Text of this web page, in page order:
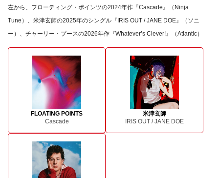
左から、フローティング・ポインツの2024年作『Cascade』（Ninja
Tune）、米津玄師の2025年のシングル『IRIS OUT / JANE DOE』（ソニ
ー）、チャーリー・プースの2026年作『Whatever’s Clever!』（Atlantic）
FLOATING POINTS
Cascade
米津玄師
IRIS OUT / JANE DOE